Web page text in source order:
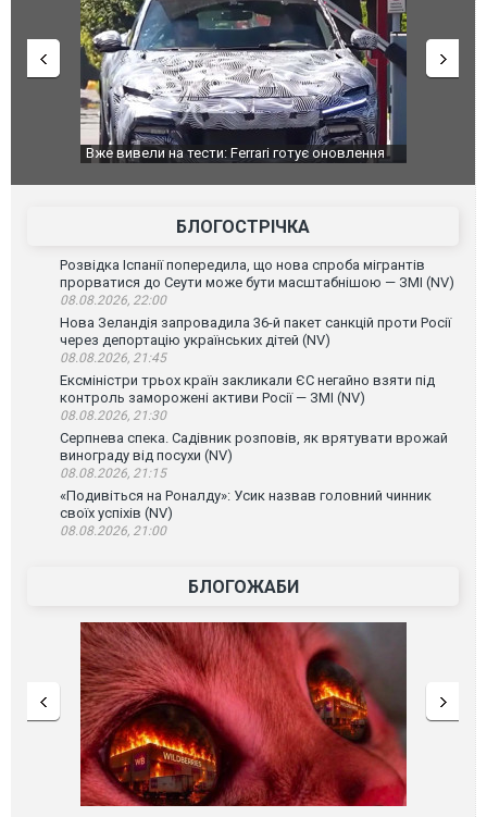
Вже вивели на тести: Ferrari готує оновлення
Вийшов
фільму
БЛОГОСТРІЧКА
Розвідка Іспанії попередила, що нова спроба мігрантів
прорватися до Сеути може бути масштабнішою — ЗМІ (NV)
08.08.2026, 22:00
Нова Зеландія запровадила 36-й пакет санкцій проти Росії
через депортацію українських дітей (NV)
08.08.2026, 21:45
Ексміністри трьох країн закликали ЄС негайно взяти під
контроль заморожені активи Росії — ЗМІ (NV)
08.08.2026, 21:30
Серпнева спека. Садівник розповів, як врятувати врожай
винограду від посухи (NV)
08.08.2026, 21:15
«Подивіться на Роналду»: Усик назвав головний чинник
своїх успіхів (NV)
08.08.2026, 21:00
БЛОГОЖАБИ